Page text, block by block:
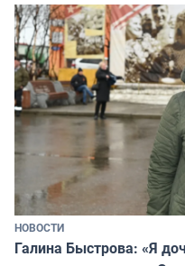
НОВОСТИ
Галина Быстрова: «Я